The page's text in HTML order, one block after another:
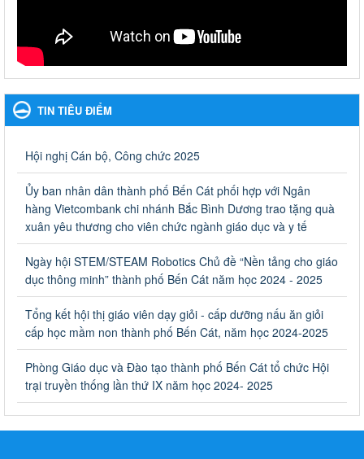
Ngày ban hành: 27/09/2023
Hưởng ứng cuộc thi Tìm hiểu Luật Phòng, chống ma túy
Hưởng ứng cuộc thi Tìm hiểu Luật Phòng, chống ma túy
Ngày ban hành: 06/09/2023
bổng, hỗ trợ của Chương trình "Tiếp sức đến trường" năm
học 2023-2024
Về việc thống kê, lập danh sách đề xuất học sinh nhận học bổng,
hỗ trợ của Chương trình "Tiếp sức đến trường" năm học 2023-
2024
Triển khai Kế hoạch Triển khai các hoạt động hưởng ứng
phong trào vệ sinh yêu nước nâng cao sức khỏe nhân dân
năm 2023
Triển khai Kế hoạch Triển khai các hoạt động hưởng ứng phong
trào vệ sinh yêu nước nâng cao sức khỏe nhân dân năm 2023
Ngày ban hành: 10/08/2023
Khẩn trương triển khai các biện pháp tăng cường công tác
TIN TIÊU ĐIỂM
Hội nghị Cán bộ, Công chức 2025
Ủy ban nhân dân thành phố Bến Cát phối hợp với Ngân
hàng Vietcombank chi nhánh Bắc Bình Dương trao tặng quà
xuân yêu thương cho viên chức ngành giáo dục và y tế
Ngày hội STEM/STEAM Robotics Chủ đề “Nền tảng cho giáo
dục thông minh” thành phố Bến Cát năm học 2024 - 2025
Tổng kết hội thị giáo viên dạy giỏi - cấp dưỡng nấu ăn giỏi
cấp học mầm non thành phố Bến Cát, năm học 2024-2025
Phòng Giáo dục và Đào tạo thành phố Bến Cát tổ chức Hội
trại truyền thống lần thứ IX năm học 2024- 2025